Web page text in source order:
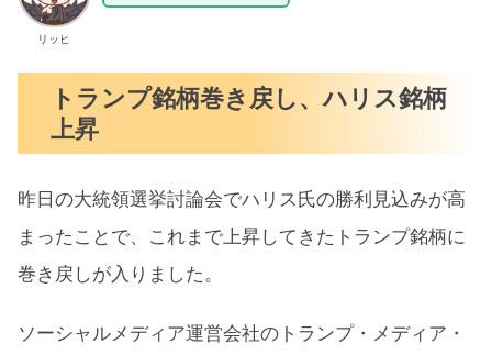
リッヒ
トランプ銘柄巻き戻し、ハリス銘柄
上昇
昨日の大統領選挙討論会でハリス氏の勝利見込みが高
まったことで、これまで上昇してきたトランプ銘柄に
巻き戻しが入りました。
ソーシャルメディア運営会社のトランプ・メディア・